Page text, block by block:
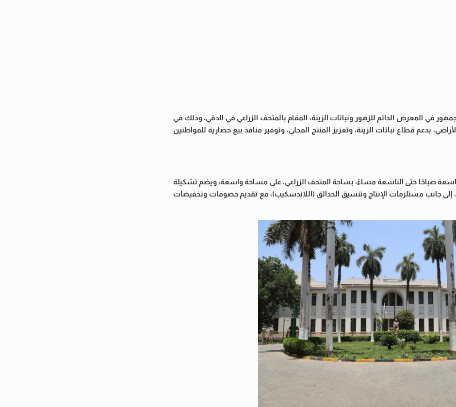
في المعرض الدائم للزهور ونباتات الزينة، المقام بالمتحف الزراعي في الدقي، وذلك في
بدعم قطاع نباتات الزينة، وتعزيز المنتج المحلي، وتوفير منافذ بيع حضارية للمواطنين
صباحًا حتى التاسعة مساءً، بساحة المتحف الزراعي، على مساحة واسعة، ويضم تشكيلة
إلى جانب مستلزمات الإنتاج وتنسيق الحدائق (اللاندسكيب)، مع تقديم خصومات وتخفيضات